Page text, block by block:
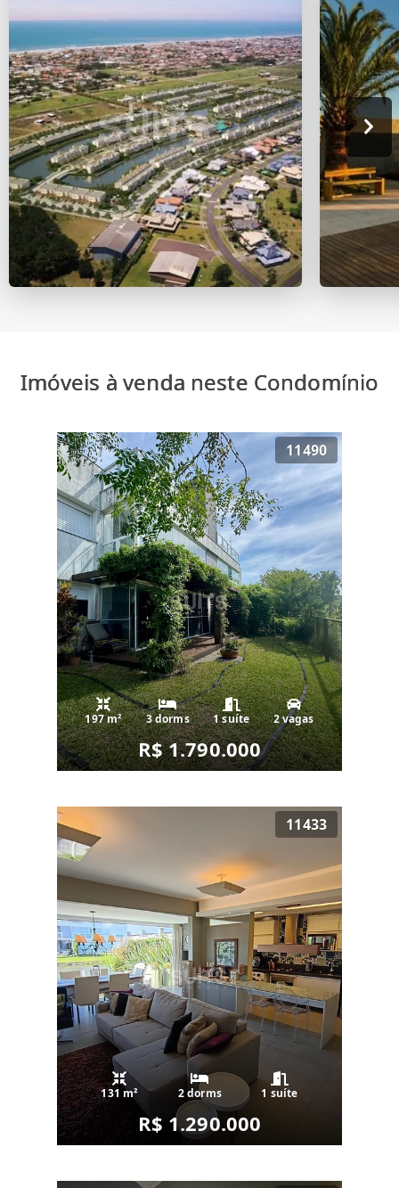
Imóveis à venda neste Condomínio
11490
197 m² 3 dorms 1 suíte 2 vagas
R$ 1.790.000
11433
131 m² 2 dorms 1 suíte
R$ 1.290.000